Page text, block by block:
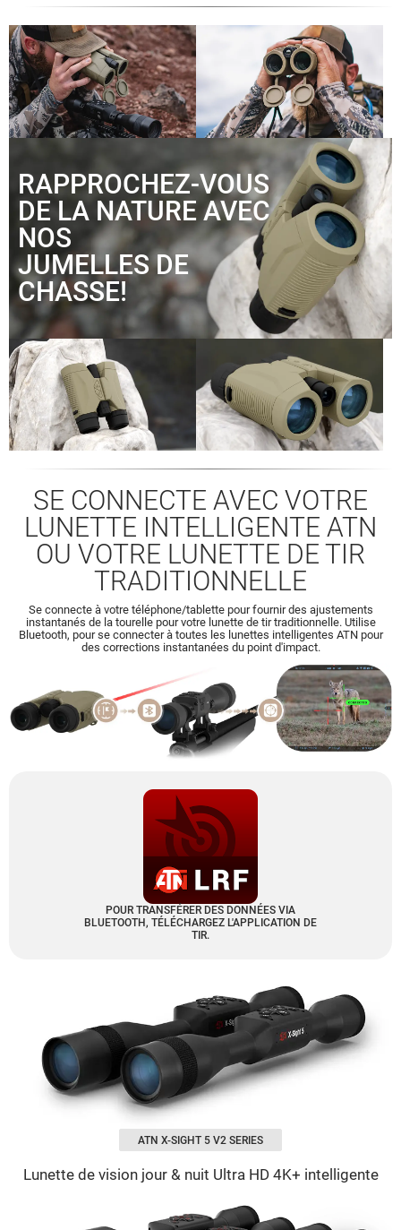
RAPPROCHEZ-VOUS
DE LA NATURE AVEC
NOS
JUMELLES DE
CHASSE!
SE CONNECTE AVEC VOTRE
LUNETTE INTELLIGENTE ATN
OU VOTRE LUNETTE DE TIR
TRADITIONNELLE
Se connecte à votre téléphone/tablette pour fournir des ajustements
instantanés de la tourelle pour votre lunette de tir traditionnelle. Utilise
Bluetooth, pour se connecter à toutes les lunettes intelligentes ATN pour
des corrections instantanées du point d'impact.
POUR TRANSFÉRER DES DONNÉES VIA
BLUETOOTH, TÉLÉCHARGEZ L'APPLICATION DE
TIR.
ATN X-SIGHT 5 V2 SERIES
Lunette de vision jour & nuit Ultra HD 4K+ intelligente